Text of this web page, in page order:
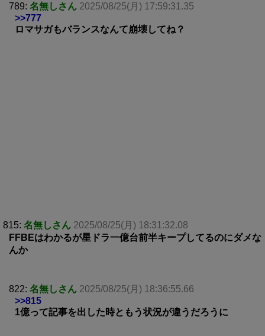
789: 名無しさん 2025/08/25(月) 17:59:31.35
>>777
ロマサガもバランスなんて崩壊してね？
815: 名無しさん 2025/08/25(月) 18:31:32.08
FFBEはわかるが星ドラ一億台前半キープしてるのにダメな
んか
822: 名無しさん 2025/08/25(月) 18:36:55.66
>>815
1億って記事を出した時ともう状況が違うだろうに